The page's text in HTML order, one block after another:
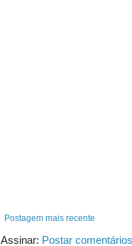
Postagem mais recente
Assinar: Postar